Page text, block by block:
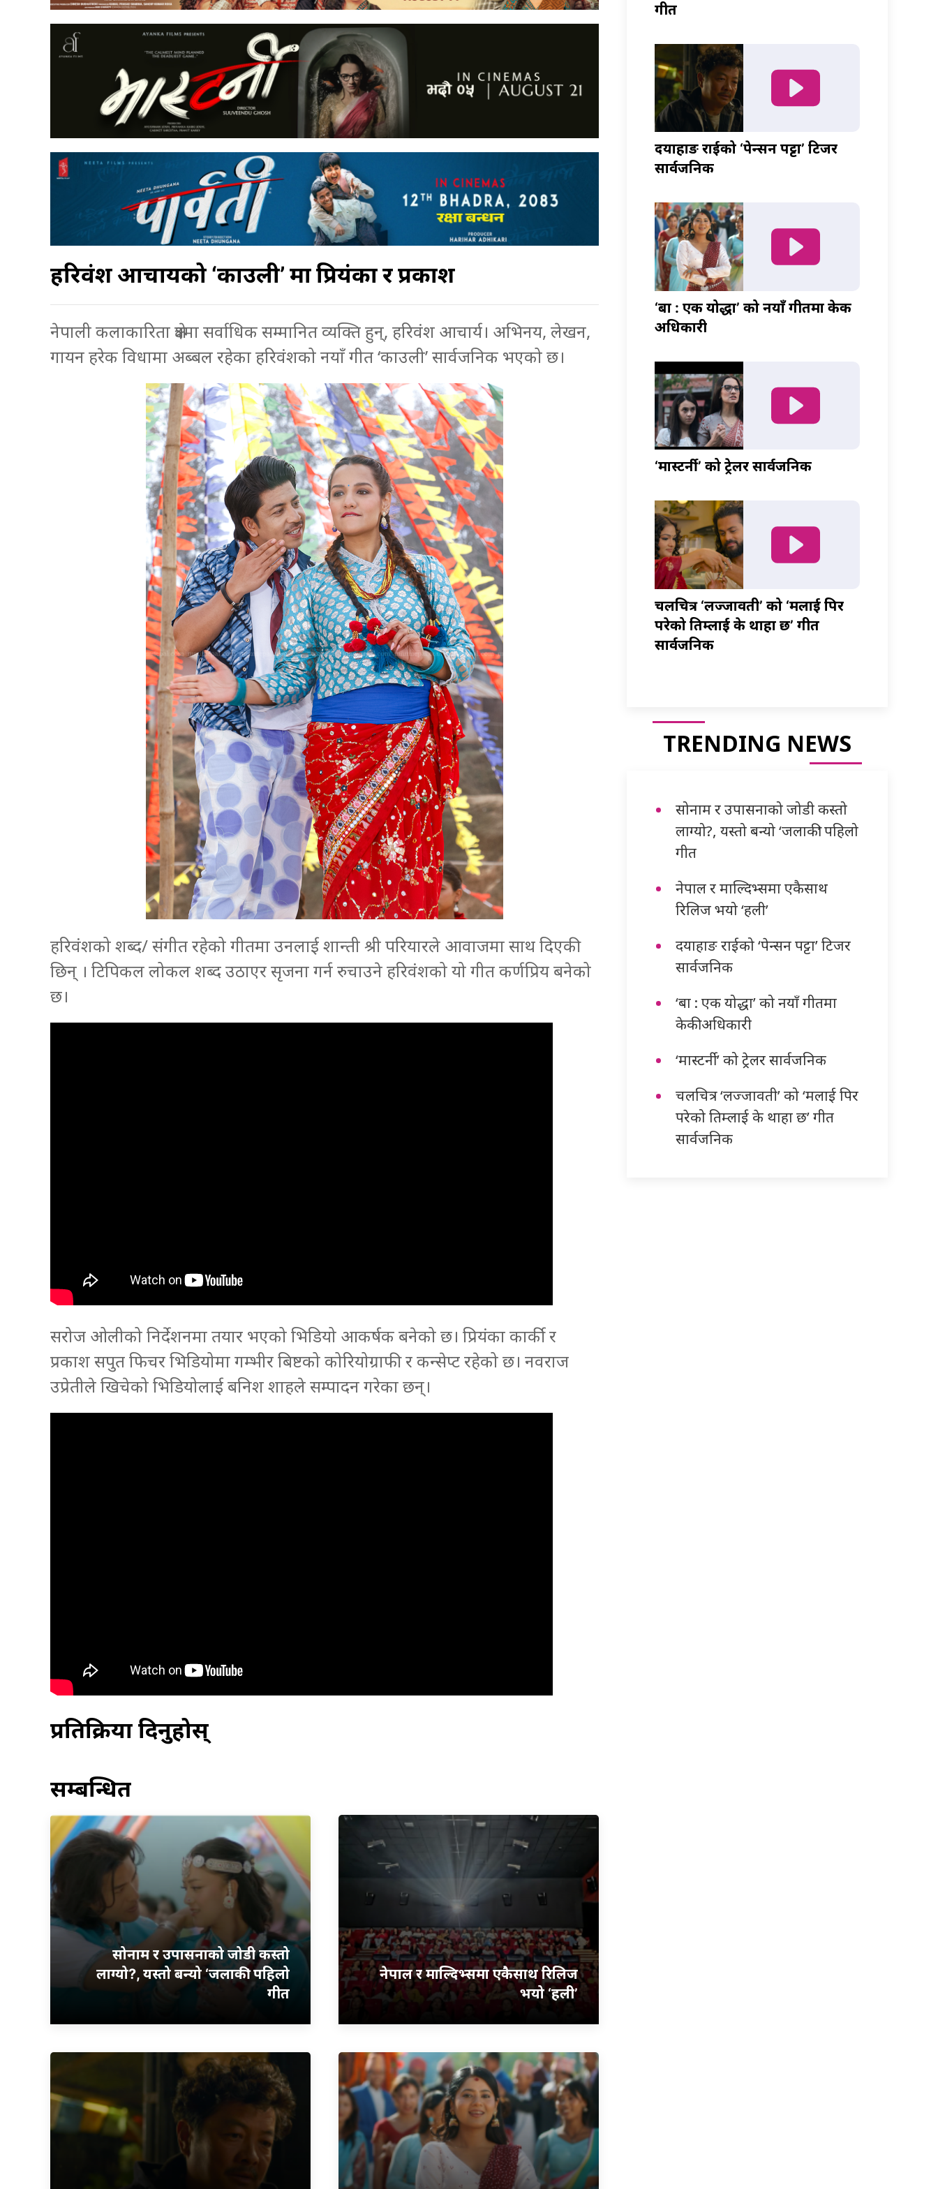
हरिवंश आचार्यको ‘काउली’ मा प्रियंका र प्रकाश
नेपाली कलाकारिता क्षेत्रमा सर्वाधिक सम्मानित व्यक्ति हुन्, हरिवंश आचार्य। अभिनय, लेखन,
गायन हरेक विधामा अब्बल रहेका हरिवंशको नयाँ गीत ‘काउली’ सार्वजनिक भएको छ।
हरिवंशको शब्द/ संगीत रहेको गीतमा उनलाई शान्ती श्री परियारले आवाजमा साथ दिएकी
छिन् । टिपिकल लोकल शब्द उठाएर सृजना गर्न रुचाउने हरिवंशको यो गीत कर्णप्रिय बनेको
छ।
सरोज ओलीको निर्देशनमा तयार भएको भिडियो आकर्षक बनेको छ। प्रियंका कार्की र
प्रकाश सपुत फिचर भिडियोमा गम्भीर बिष्टको कोरियोग्राफी र कन्सेप्ट रहेको छ। नवराज
उप्रेतीले खिचेको भिडियोलाई बनिश शाहले सम्पादन गरेका छन्।
प्रतिक्रिया दिनुहोस्
सम्बन्धित
सोनाम र उपासनाको जोडी कस्तो
लाग्यो?, यस्तो बन्यो ‘जलाकी’ पहिलो
गीत
नेपाल र माल्दिभ्समा एकैसाथ रिलिज
भयो ‘हली’
गीत
दयाहाङ राईको ‘पेन्सन पट्टा’ टिजर
सार्वजनिक
‘बा : एक योद्धा’ को नयाँ गीतमा केकी
अधिकारी
‘मास्टर्नी’ को ट्रेलर सार्वजनिक
चलचित्र ‘लज्जावती’ को ‘मलाई पिर
परेको तिम्लाई के थाहा छ’ गीत
सार्वजनिक
TRENDING NEWS
सोनाम र उपासनाको जोडी कस्तो
लाग्यो?, यस्तो बन्यो ‘जलाकी’ पहिलो
गीत
नेपाल र माल्दिभ्समा एकैसाथ
रिलिज भयो ‘हली’
दयाहाङ राईको ‘पेन्सन पट्टा’ टिजर
सार्वजनिक
‘बा : एक योद्धा’ को नयाँ गीतमा
केकी अधिकारी
‘मास्टर्नी’ को ट्रेलर सार्वजनिक
चलचित्र ‘लज्जावती’ को ‘मलाई पिर
परेको तिम्लाई के थाहा छ’ गीत
सार्वजनिक